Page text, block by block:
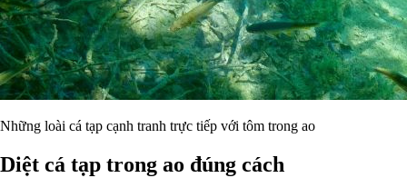
Những loài cá tạp cạnh tranh trực tiếp với tôm trong ao
Diệt cá tạp trong ao đúng cách